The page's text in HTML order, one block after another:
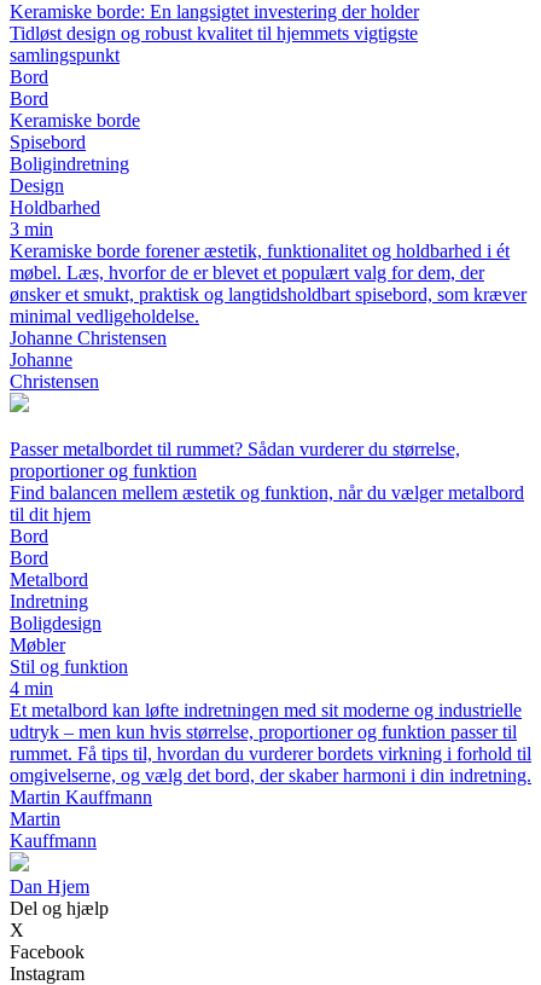
Keramiske borde: En langsigtet investering der holder
Tidløst design og robust kvalitet til hjemmets vigtigste
samlingspunkt
Bord
Bord
Keramiske borde
Spisebord
Boligindretning
Design
Holdbarhed
3 min
Keramiske borde forener æstetik, funktionalitet og holdbarhed i ét
møbel. Læs, hvorfor de er blevet et populært valg for dem, der
ønsker et smukt, praktisk og langtidsholdbart spisebord, som kræver
minimal vedligeholdelse.
Johanne Christensen
Johanne
Christensen
Passer metalbordet til rummet? Sådan vurderer du størrelse,
proportioner og funktion
Find balancen mellem æstetik og funktion, når du vælger metalbord
til dit hjem
Bord
Bord
Metalbord
Indretning
Boligdesign
Møbler
Stil og funktion
4 min
Et metalbord kan løfte indretningen med sit moderne og industrielle
udtryk – men kun hvis størrelse, proportioner og funktion passer til
rummet. Få tips til, hvordan du vurderer bordets virkning i forhold til
omgivelserne, og vælg det bord, der skaber harmoni i din indretning.
Martin Kauffmann
Martin
Kauffmann
Dan Hjem
Del og hjælp
X
Facebook
Instagram